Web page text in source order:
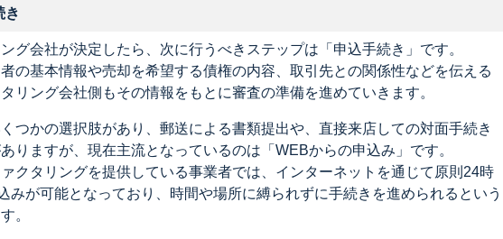
き
グ会社が決定したら、次に行うべきステップは「申込手続き」です。
の基本情報や売却を希望する債権の内容、取引先との関係性などを伝える
リング会社側もその情報をもとに審査の準備を進めていきます。
つかの選択肢があり、郵送による書類提出や、直接来店しての対面手続き
りますが、現在主流となっているのは「WEBからの申込み」です。
クタリングを提供している事業者では、インターネットを通じて原則24時
みが可能となっており、時間や場所に縛られずに手続きを進められるという
。